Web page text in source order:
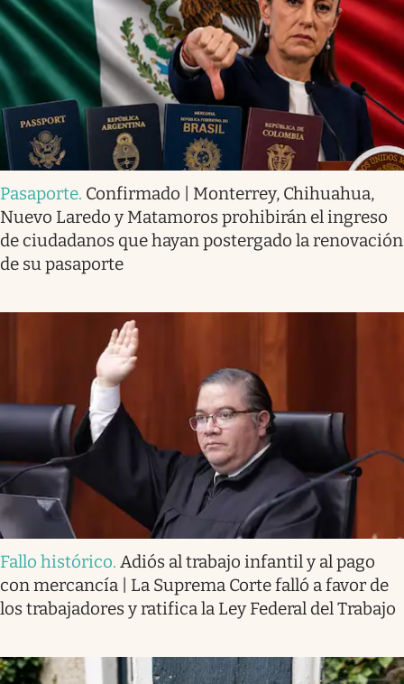
Pasaporte. Confirmado | Monterrey, Chihuahua,
Nuevo Laredo y Matamoros prohibirán el ingreso
de ciudadanos que hayan postergado la renovación
de su pasaporte
Fallo histórico. Adiós al trabajo infantil y al pago
con mercancía | La Suprema Corte falló a favor de
los trabajadores y ratifica la Ley Federal del Trabajo